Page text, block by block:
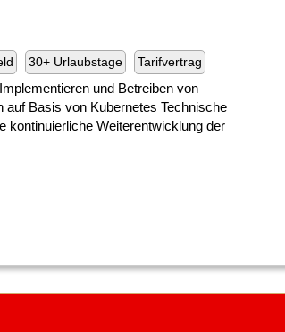
30+ Urlaubstage Tarifvertrag
und Betreiben von
auf Basis von Kubernetes Technische
kontinuierliche Weiterentwicklung der